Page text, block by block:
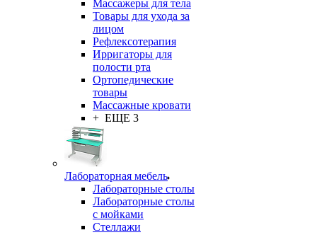
Массажеры для тела
Товары для ухода за
лицом
Рефлексотерапия
Ирригаторы для
полости рта
Ортопедические
товары
Массажные кровати
+ ЕЩЕ 3
Лабораторная мебель
Лабораторные столы
Лабораторные столы
с мойками
Стеллажи